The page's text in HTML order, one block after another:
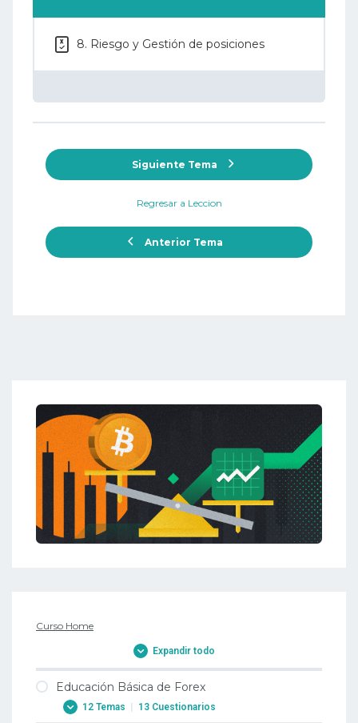
8. Riesgo y Gestión de posiciones
Anterior Tema
Regresar a Leccion
Siguiente Tema
Curso Home
Expandir todo
Educación Básica de Forex
12 Temas | 13 Cuestionarios